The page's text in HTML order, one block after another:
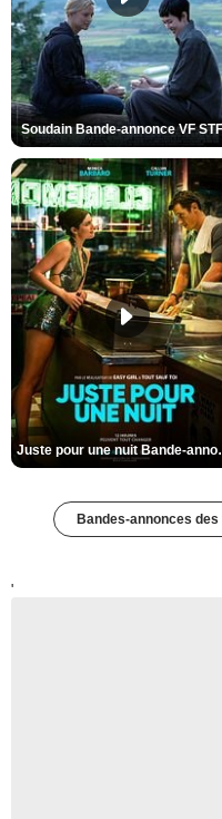
Soudain Bande-annonce VF
Juste
Bandes-annonces
'